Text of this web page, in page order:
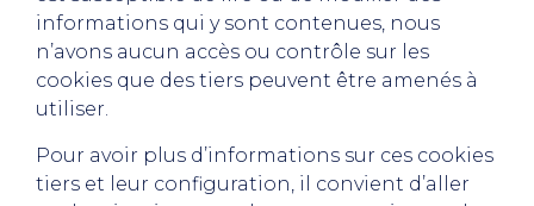
informations qui y sont contenues, nous
n’avons aucun accès ou contrôle sur les
cookies que des tiers peuvent être amenés à
utiliser.
Pour avoir plus d’informations sur ces cookies
tiers et leur configuration, il convient d’aller